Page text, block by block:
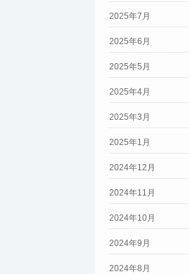
2025年7月
2025年6月
2025年5月
2025年4月
2025年3月
2025年1月
2024年12月
2024年11月
2024年10月
2024年9月
2024年8月